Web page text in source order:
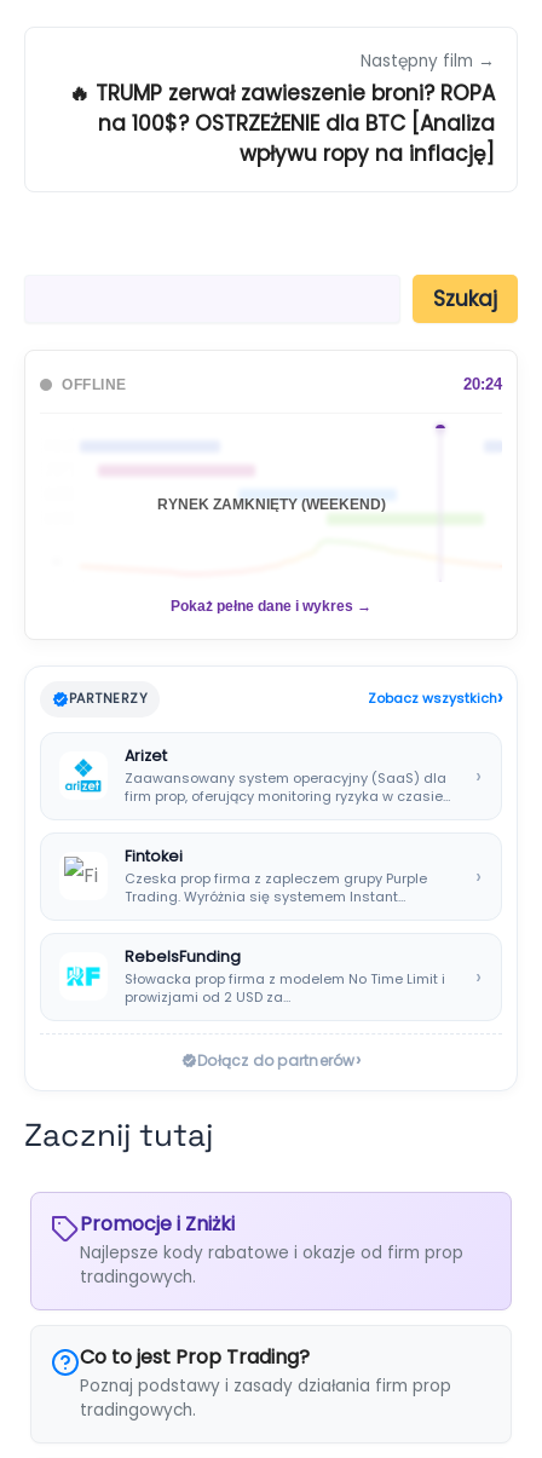
Następny film →
🔥 TRUMP zerwał zawieszenie broni? ROPA
na 100$? OSTRZEŻENIE dla BTC [Analiza
wpływu ropy na inflację]
Szukaj
OFFLINE 20:24
RYNEK ZAMKNIĘTY (WEEKEND)
Pokaż pełne dane i wykres →
PARTNERZY Zobacz wszystkich›
Arizet
Zaawansowany system operacyjny (SaaS) dla
firm prop, oferujący monitoring ryzyka w czasie
›
Fintokei
Czeska prop firma z zapleczem grupy Purple
Trading. Wyróżnia się systemem Instant
›
RebelsFunding
Słowacka prop firma z modelem No Time Limit i
prowizjami od 2 USD za…
›
Dołącz do partnerów›
Zacznij tutaj
Promocje i Zniżki
Najlepsze kody rabatowe i okazje od firm prop
tradingowych.
Co to jest Prop Trading?
Poznaj podstawy i zasady działania firm prop
tradingowych.